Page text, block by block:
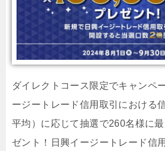
ダイレクトコース限定でキャンペ
ージートレード信用取引における
平均）に応じて抽選で260名様に
ゼント！日興イージートレード信